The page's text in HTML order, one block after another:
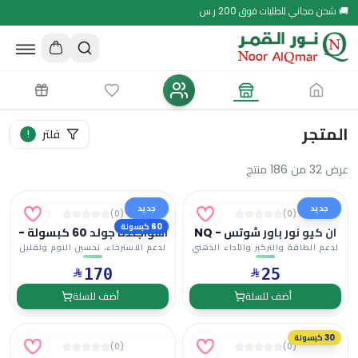
🚚 شحن مجاني للطلبات فوق 200 ر.س
المتجر فلتر !
عرض 32 من 186 منتج
جديد (
0
)
ان كيو نور باور شوتس - NQ
Noor Power Shots
لدعم الطاقة والتركيز والأداء الذهني
والبدني
25
أضف للسلة
جديد
60 كبسولة
(
0
)
اشواجنده جولد 60 كبسولة -
Ashwagnda Gold
لدعم الاسترخاء، تحسين النوم وتقليل
التوتر
170
أضف للسلة
30 كبسولة
(
0
)
(
0
)